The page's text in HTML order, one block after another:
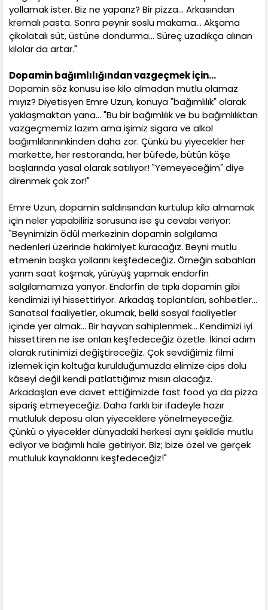
yollamak ister. Biz ne yaparız? Bir pizza... Arkasından
kremalı pasta. Sonra peynir soslu makarna... Akşama
çikolatalı süt, üstüne dondurma... Süreç uzadıkça alınan
kilolar da artar."
Dopamin bağımlılığından vazgeçmek için...
Dopamin söz konusu ise kilo almadan mutlu olamaz
mıyız? Diyetisyen Emre Uzun, konuya "bağımlılık" olarak
yaklaşmaktan yana... "Bu bir bağımlılık ve bu bağımlılıktan
vazgeçmemiz lazım ama işimiz sigara ve alkol
bağımlılarınınkinden daha zor. Çünkü bu yiyecekler her
markette, her restoranda, her büfede, bütün köşe
başlarında yasal olarak satılıyor! "Yemeyeceğim" diye
direnmek çok zor!"
Emre Uzun, dopamin saldırısından kurtulup kilo almamak
için neler yapabiliriz sorusuna ise şu cevabı veriyor:
"Beynimizin ödül merkezinin dopamin salgılama
nedenleri üzerinde hakimiyet kuracağız. Beyni mutlu
etmenin başka yollarını keşfedeceğiz. Örneğin sabahları
yarım saat koşmak, yürüyüş yapmak endorfin
salgılamamıza yarıyor. Endorfin de tıpkı dopamin gibi
kendimizi iyi hissettiriyor. Arkadaş toplantıları, sohbetler...
Sanatsal faaliyetler, okumak, belki sosyal faaliyetler
içinde yer almak... Bir hayvan sahiplenmek... Kendimizi iyi
hissettiren ne ise onları keşfedeceğiz özetle. İkinci adım
olarak rutinimizi değiştireceğiz. Çok sevdiğimiz filmi
izlemek için koltuğa kurulduğumuzda elimize cips dolu
kâseyi değil kendi patlattığımız mısırı alacağız.
Arkadaşları eve davet ettiğimizde fast food ya da pizza
sipariş etmeyeceğiz. Daha farklı bir ifadeyle hazır
mutluluk deposu olan yiyeceklere yönelmeyeceğiz.
Çünkü o yiyecekler dünyadaki herkesi aynı şekilde mutlu
ediyor ve bağımlı hale getiriyor. Biz; bize özel ve gerçek
mutluluk kaynaklarını keşfedeceğiz!"